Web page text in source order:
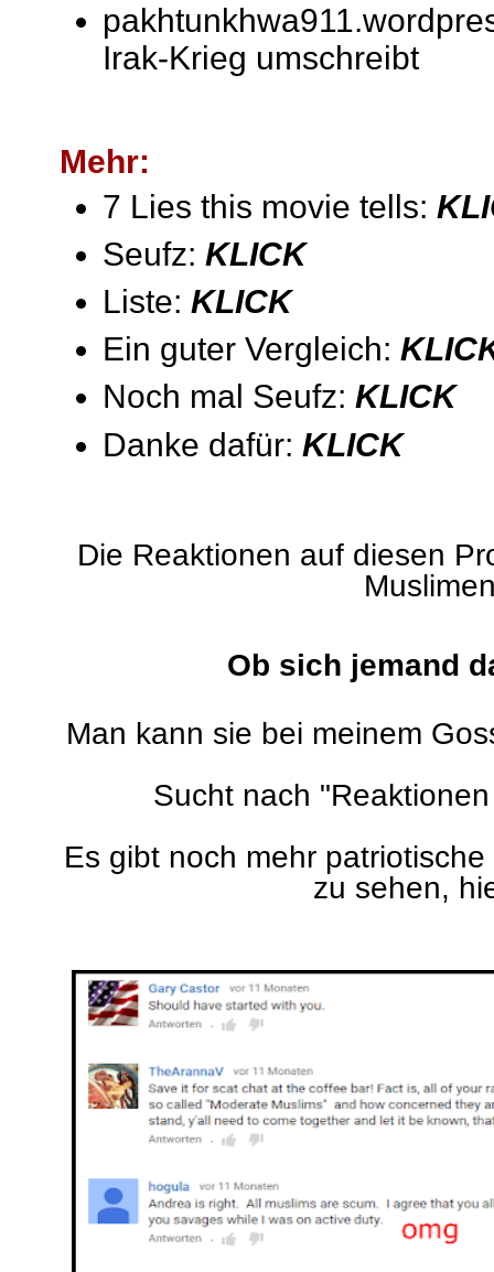
Irak-Krieg umschreibt
Mehr:
7 Lies this movie tells:
Seufz: KLICK
Liste: KLICK
Ein guter Vergleich:
Noch mal Seufz: KLICK
Danke dafür: KLICK
Die Reaktionen auf diesen
Ob sich jemand
Man kann sie bei meinem
Sucht nach
Es gibt noch mehr
zu sehen,